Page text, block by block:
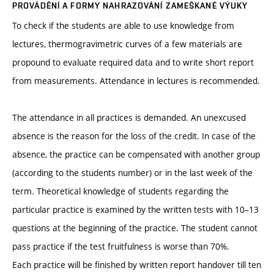
PROVÁDĚNÍ A FORMY NAHRAZOVÁNÍ ZAMEŠKANÉ VÝUKY
To check if the students are able to use knowledge from
lectures, thermogravimetric curves of a few materials are
propound to evaluate required data and to write short report
from measurements. Attendance in lectures is recommended.
The attendance in all practices is demanded. An unexcused
absence is the reason for the loss of the credit. In case of the
absence, the practice can be compensated with another group
(according to the students number) or in the last week of the
term. Theoretical knowledge of students regarding the
particular practice is examined by the written tests with 10–13
questions at the beginning of the practice. The student cannot
pass practice if the test fruitfulness is worse than 70%.
Each practice will be finished by written report handover till ten